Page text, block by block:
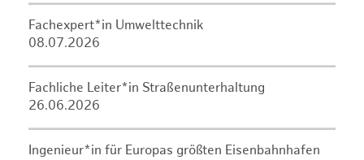
Fachexpert*in Umwelttechnik
08.07.2026
Fachliche Leiter*in Straßenunterhaltung
26.06.2026
Ingenieur*in für Europas größten Eisenbahnhafen